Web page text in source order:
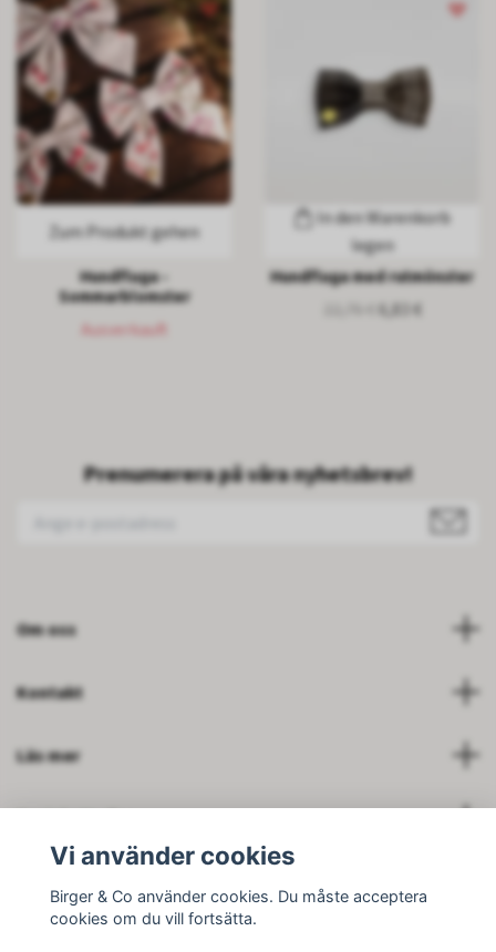
Zum Produkt gehen
Hundfluga -
Sommarblomster
Ausverkauft
In den Warenkorb
legen
Hundfluga med rutmönster
6,83 €
Prenumerera på våra nyhetsbrev!
Om oss
Kontakt
Läs mer
Vi använder cookies
Birger & Co använder cookies. Du måste acceptera
cookies om du vill fortsätta.